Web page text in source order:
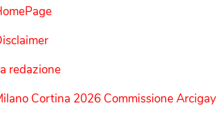
redazione
Cortina 2026 Commissione Arcigay